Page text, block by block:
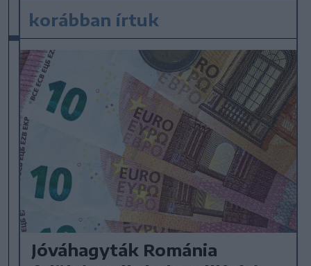
korábban írtuk
Jóváhagyták Románia